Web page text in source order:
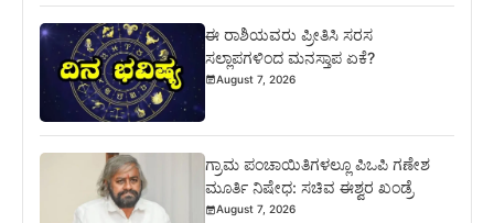
ಈ ರಾಶಿಯವರು ಪ್ರೀತಿಸಿ ಸರಸ
ಸಲ್ಲಾಪಗಳಿಂದ ಮನಸ್ತಾಪ ಏಕೆ?
August 7, 2026
ಗ್ರಾಮ ಪಂಚಾಯಿತಿಗಳಲ್ಲೂ ಪಿಒಪಿ ಗಣೇಶ
ಮೂರ್ತಿ ನಿಷೇಧ: ಸಚಿವ ಈಶ್ವರ ಖಂಡ್ರೆ
August 7, 2026